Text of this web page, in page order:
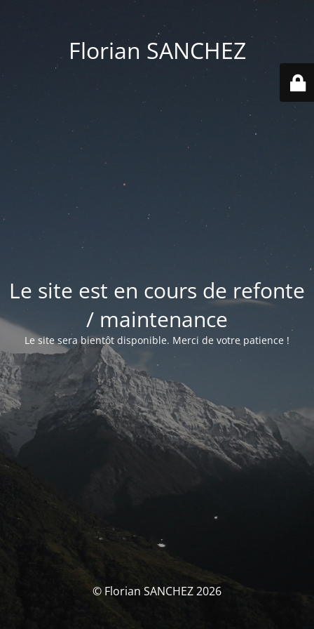
Florian SANCHEZ
Le site est en cours de refonte
/ maintenance
Le site sera bientôt disponible. Merci de votre patience !
© Florian SANCHEZ 2026